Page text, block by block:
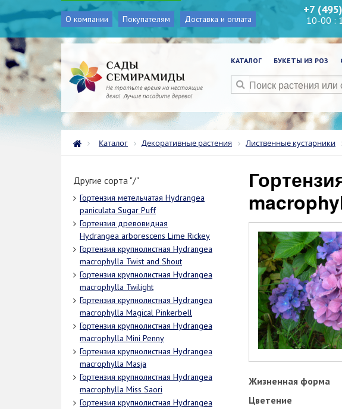
О компании Покупателям Доставка и оплата
+7
10-00 :
КАТАЛОГ БУКЕТЫ ИЗ РОЗ
Каталог Декоративные растения Лиственные кустарники
Другие сорта "/"
Гортензия метельчатая Hydrangea
paniculata Sugar Puff
Гортензия древовидная
Hydrangea arborescens Lime Rickey
Гортензия крупнолистная Hydrangea
macrophylla Twist and Shout
Гортензия крупнолистная Hydrangea
macrophylla Twilight
Гортензия крупнолистная Hydrangea
macrophylla Magical Pinkerbell
Гортензия крупнолистная Hydrangea
macrophylla Mini Penny
Гортензия крупнолистная Hydrangea
macrophylla Masja
Гортензия крупнолистная Hydrangea
macrophylla Miss Saori
Гортензия крупнолистная Hydrangea
Гортензия крупнолистная Hydrangea
Жизненная форма
Цветение